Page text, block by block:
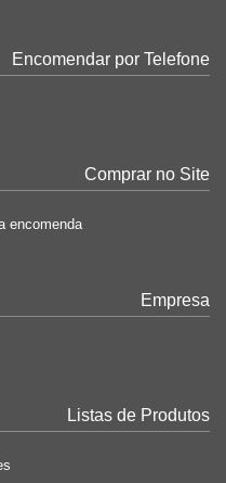
Encomendar por Telefone
Comprar no Site
encomenda
Empresa
Listas de Produtos